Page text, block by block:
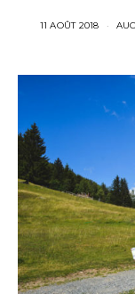
11 AOÛT 2018